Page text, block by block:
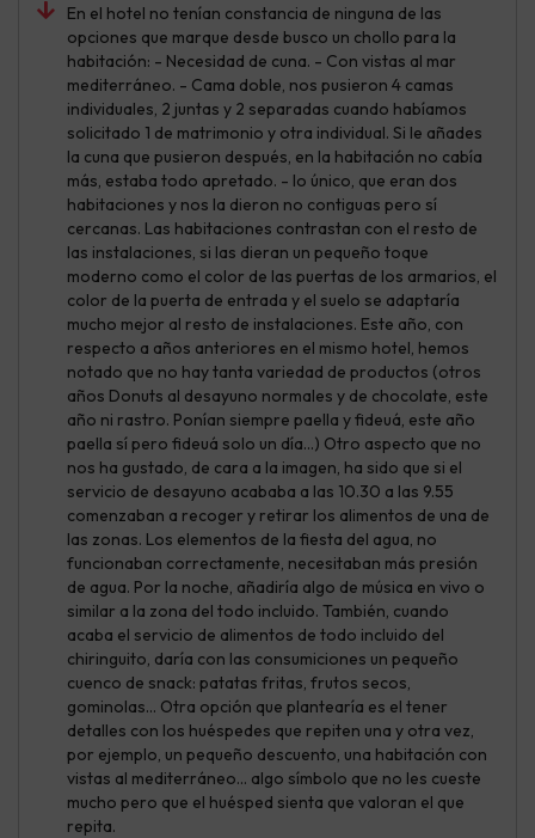
En el hotel no tenían constancia de ninguna de las
opciones que marque desde busco un chollo para la
habitación: - Necesidad de cuna. - Con vistas al mar
mediterráneo. - Cama doble, nos pusieron 4 camas
individuales, 2 juntas y 2 separadas cuando habíamos
solicitado 1 de matrimonio y otra individual. Si le añades
la cuna que pusieron después, en la habitación no cabía
más, estaba todo apretado. - lo único, que eran dos
habitaciones y nos la dieron no contiguas pero sí
cercanas. Las habitaciones contrastan con el resto de
las instalaciones, si las dieran un pequeño toque
moderno como el color de las puertas de los armarios, el
color de la puerta de entrada y el suelo se adaptaría
mucho mejor al resto de instalaciones. Este año, con
respecto a años anteriores en el mismo hotel, hemos
notado que no hay tanta variedad de productos (otros
años Donuts al desayuno normales y de chocolate, este
año ni rastro. Ponían siempre paella y fideuá, este año
paella sí pero fideuá solo un día...) Otro aspecto que no
nos ha gustado, de cara a la imagen, ha sido que si el
servicio de desayuno acababa a las 10.30 a las 9.55
comenzaban a recoger y retirar los alimentos de una de
las zonas. Los elementos de la fiesta del agua, no
funcionaban correctamente, necesitaban más presión
de agua. Por la noche, añadiría algo de música en vivo o
similar a la zona del todo incluido. También, cuando
acaba el servicio de alimentos de todo incluido del
chiringuito, daría con las consumiciones un pequeño
cuenco de snack: patatas fritas, frutos secos,
gominolas... Otra opción que plantearía es el tener
detalles con los huéspedes que repiten una y otra vez,
por ejemplo, un pequeño descuento, una habitación con
vistas al mediterráneo... algo símbolo que no les cueste
mucho pero que el huésped sienta que valoran el que
repita.